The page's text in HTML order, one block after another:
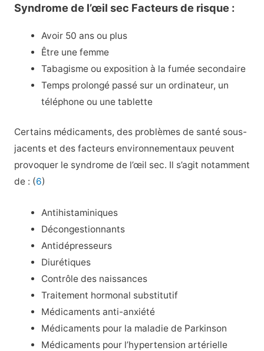
Syndrome de l’œil sec Facteurs de risque :
Avoir 50 ans ou plus
Être une femme
Tabagisme ou exposition à la fumée secondaire
Temps prolongé passé sur un ordinateur, un
téléphone ou une tablette
Certains médicaments, des problèmes de santé sous-
jacents et des facteurs environnementaux peuvent
provoquer le syndrome de l’œil sec. Il s’agit notamment
de : (6)
Antihistaminiques
Décongestionnants
Antidépresseurs
Diurétiques
Contrôle des naissances
Traitement hormonal substitutif
Médicaments anti-anxiété
Médicaments pour la maladie de Parkinson
Médicaments pour l’hypertension artérielle